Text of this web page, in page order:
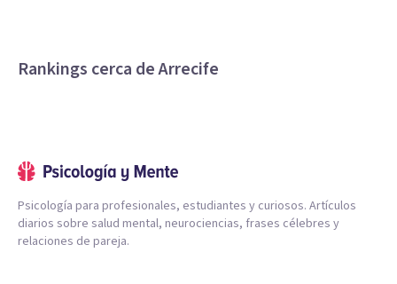
Rankings cerca de Arrecife
Psicología para profesionales, estudiantes y curiosos. Artículos
diarios sobre salud mental, neurociencias, frases célebres y
relaciones de pareja.